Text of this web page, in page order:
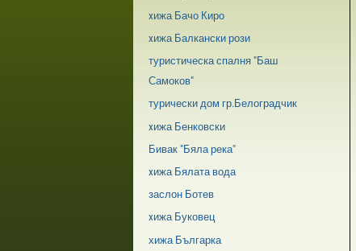
xижа Бачо Киро
xижа Балкански рози
туристическа спалня "Баш
Самоков"
турически дом гр.Белоградчик
xижа Бенковски
Бивак "Бяла река"
xижа Бялата вода
заслон Ботев
xижа Буковец
хижа Българка